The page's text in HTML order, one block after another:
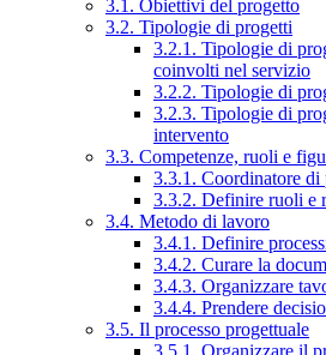
3.1. Obiettivi del progetto
3.2. Tipologie di progetti
3.2.1. Tipologie di
coinvolti nel servizio
3.2.2. Tipologie di
3.2.3. Tipologie di
intervento
3.3. Competenze, ruoli e
3.3.1. Coordinatore di
3.3.2. Definire ruoli e
3.4. Metodo di lavoro
3.4.1. Definire
3.4.2. Curare la
3.4.3. Organizzare
3.4.4. Prendere
3.5. Il processo progettuale
3.5.1. Organizzare il